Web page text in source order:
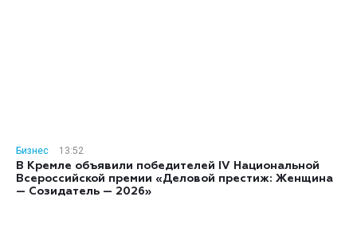
Бизнес
13:52
В Кремле объявили победителей IV Национальной
Всероссийской премии «Деловой престиж: Женщина
— Созидатель — 2026»